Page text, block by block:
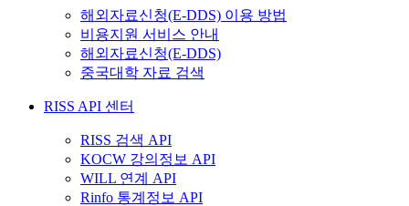
해외자료신청(E-DDS) 이용 방법
비용지원 서비스 안내
해외자료신청(E-DDS)
중국대학 자료 검색
RISS API 센터
RISS 검색 API
KOCW 강의정보 API
WILL 연계 API
Rinfo 통계정보 API